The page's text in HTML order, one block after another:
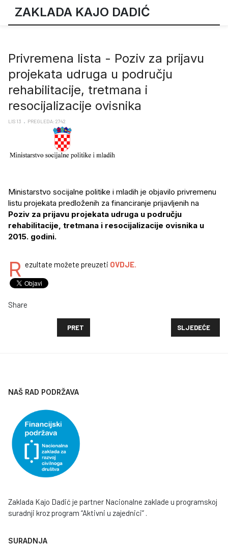
ZAKLADA KAJO DADIĆ
Privremena lista - Poziv za prijavu
projekata udruga u području
rehabilitacije, tretmana i
resocijalizacije ovisnika
LIS 13 PREGLEDA: 2742
Ministarstvo socijalne politike i mladih je objavilo privremenu
listu projekata predloženih za financiranje prijavljenih na
Poziv za prijavu projekata udruga u području
rehabilitacije, tretmana i resocijalizacije ovisnika u
2015. godini.
R ezultate možete preuzeti OVDJE.
Share
PRETHODNI ČLANAK: PRIVREMENI REZULTATI
PRET SLJEDEĆI
SLJEDEĆE
NAŠ RAD PODRŽAVA
Zaklada Kajo Dadić je partner Nacionalne zaklade u programskoj
suradnji kroz program “Aktivni u zajednici” .
SURADNJA